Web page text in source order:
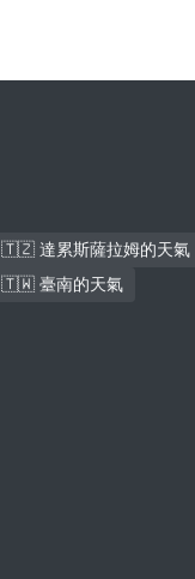
🇹🇿 達累斯薩拉姆的天氣
🇹🇼 臺南的天氣